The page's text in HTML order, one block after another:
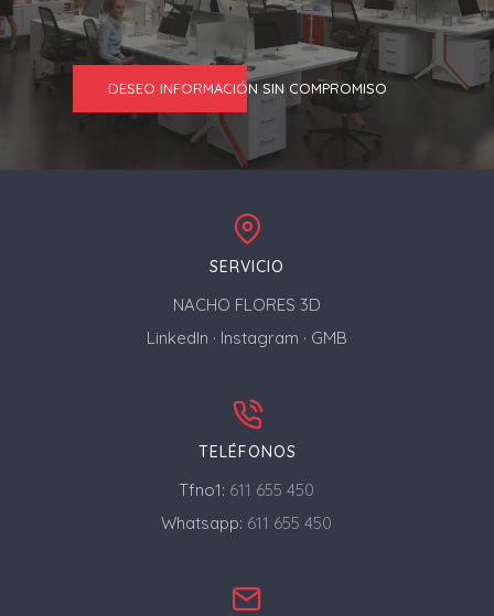
DESEO INFORMACIÓN SIN COMPROMISO
SERVICIO
NACHO FLORES 3D
LinkedIn · Instagram · GMB
TELÉFONOS
Tfno1: 611 655 450
Whatsapp: 611 655 450